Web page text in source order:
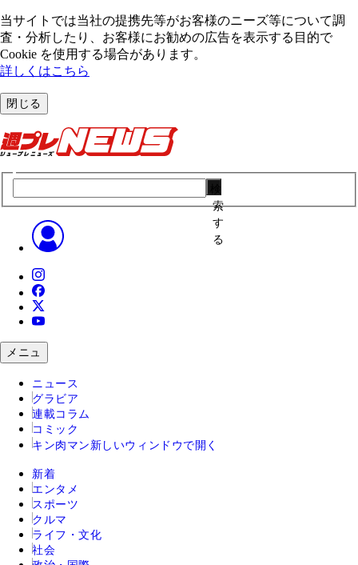
当サイトでは当社の提携先等がお客様のニーズ等について調
査・分析したり、お客様にお勧めの広告を表⽰する⽬的で
Cookie を使⽤する場合があります。
詳しくはこちら
閉じる
索
す
る
メニュ
ニュース
グラビア
連載コラム
コミック
キン肉マン 新しいウィンドウで開く
新着
エンタメ
スポーツ
クルマ
ライフ・文化
社会